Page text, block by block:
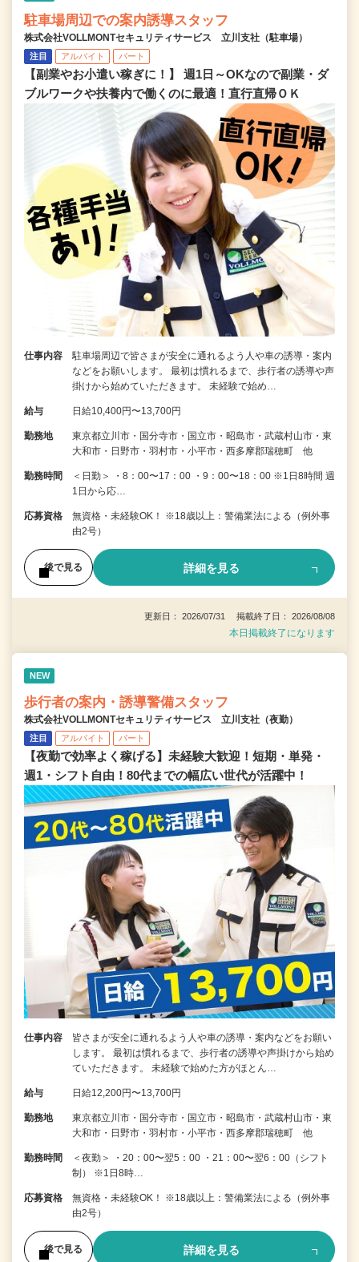
駐車場周辺での案内誘導スタッフ
株式会社VOLLMONTセキュリティサービス 立川支社（駐車場）
注目 アルバイト パート
【副業やお小遣い稼ぎに！】 週1日～OKなので副業・ダ
ブルワークや扶養内で働くのに最適！直行直帰ＯＫ
仕事内容
駐車場周辺で皆さまが安全に通れるよう人や車の誘導・案内
などをお願いします。 最初は慣れるまで、歩行者の誘導や声
掛けから始めていただきます。 未経験で始め…
給与 日給10,400円〜13,700円
勤務地
東京都立川市・国分寺市・国立市・昭島市・武蔵村山市・東
大和市・日野市・羽村市・小平市・西多摩郡瑞穂町 他
勤務時間
＜日勤＞ ・8：00〜17：00 ・9：00〜18：00 ※1日8時間 週
1日から応…
応募資格
無資格・未経験OK！ ※18歳以上：警備業法による（例外事
由2号）
後で見る 詳細を見る
更新日： 2026/07/31 掲載終了日： 2026/08/08
本日掲載終了になります
NEW
歩行者の案内・誘導警備スタッフ
株式会社VOLLMONTセキュリティサービス 立川支社（夜勤）
注目 アルバイト パート
【夜勤で効率よく稼げる】未経験大歓迎！短期・単発・
週1・シフト自由！80代までの幅広い世代が活躍中！
仕事内容
皆さまが安全に通れるよう人や車の誘導・案内などをお願い
します。 最初は慣れるまで、歩行者の誘導や声掛けから始め
ていただきます。 未経験で始めた方がほとん…
給与 日給12,200円〜13,700円
勤務地
東京都立川市・国分寺市・国立市・昭島市・武蔵村山市・東
大和市・日野市・羽村市・小平市・西多摩郡瑞穂町 他
勤務時間
＜夜勤＞ ・20：00〜翌5：00 ・21：00〜翌6：00（シフト
制） ※1日8時…
応募資格
無資格・未経験OK！ ※18歳以上：警備業法による（例外事
由2号）
後で見る 詳細を見る